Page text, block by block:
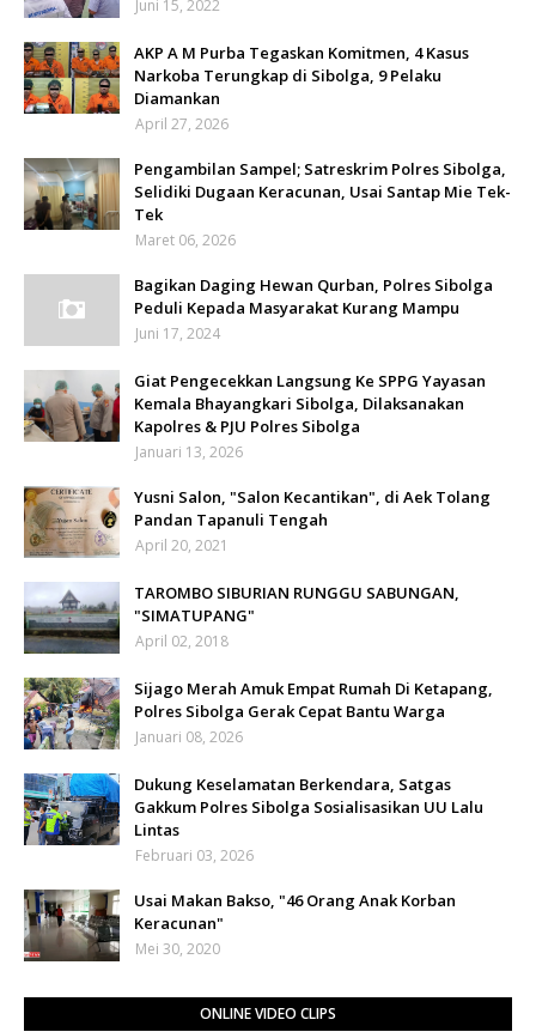
Juni 15, 2022
AKP A M Purba Tegaskan Komitmen, 4 Kasus
Narkoba Terungkap di Sibolga, 9 Pelaku
Diamankan
April 27, 2026
Pengambilan Sampel; Satreskrim Polres Sibolga,
Selidiki Dugaan Keracunan, Usai Santap Mie Tek-
Tek
Maret 06, 2026
Bagikan Daging Hewan Qurban, Polres Sibolga
Peduli Kepada Masyarakat Kurang Mampu
Juni 17, 2024
Giat Pengecekkan Langsung Ke SPPG Yayasan
Kemala Bhayangkari Sibolga, Dilaksanakan
Kapolres & PJU Polres Sibolga
Januari 13, 2026
Yusni Salon, "Salon Kecantikan", di Aek Tolang
Pandan Tapanuli Tengah
April 20, 2021
TAROMBO SIBURIAN RUNGGU SABUNGAN,
"SIMATUPANG"
April 02, 2018
Sijago Merah Amuk Empat Rumah Di Ketapang,
Polres Sibolga Gerak Cepat Bantu Warga
Januari 08, 2026
Dukung Keselamatan Berkendara, Satgas
Gakkum Polres Sibolga Sosialisasikan UU Lalu
Lintas
Februari 03, 2026
Usai Makan Bakso, "46 Orang Anak Korban
Keracunan"
Mei 30, 2020
ONLINE VIDEO CLIPS